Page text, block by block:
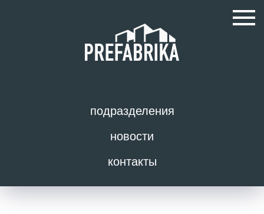
подразделения
новости
контакты